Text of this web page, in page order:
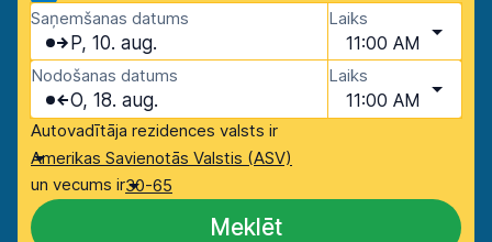
Saņemšanas datums
P, 10. aug.
Laiks
11:00 AM
Nodošanas datums
O, 18. aug.
Laiks
11:00 AM
Autovadītāja rezidences valsts ir
Amerikas Savienotās Valstis (ASV)
un vecums ir30-65
Meklēt